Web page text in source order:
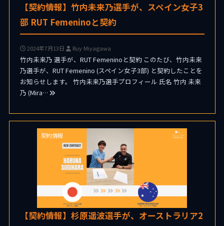
【契約情報】竹内未来乃選手が、スペイン女子3
部 RUT Femeninoと契約
2024年7月13日 Ruy Miyagawa
竹内未来乃 選手が、RUT Femeninoと契約 このたび、竹内未来
乃選手が、RUT Femenino (スペイン女子3部) と契約したことを
お知らせします。 竹内未来乃選手プロフィール 氏名 竹内 未来
乃 (Mira…
契約情報
【契約情報】杉原遥波選手が、オーストラリア2